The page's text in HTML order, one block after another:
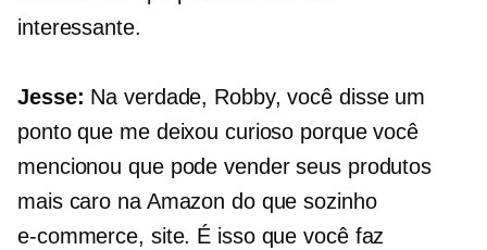
interessante.
Jesse: Na verdade, Robby, você disse um
ponto que me deixou curioso porque você
mencionou que pode vender seus produtos
mais caro na Amazon do que sozinho
e-commerce, site. É isso que você faz